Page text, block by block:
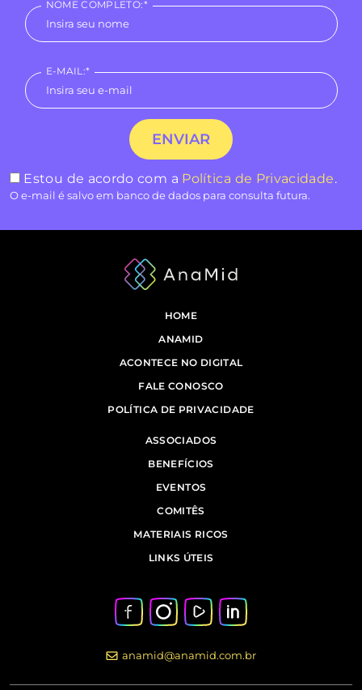
NOME COMPLETO:*
E-MAIL:*
Estou de acordo com a Política de Privacidade.
O e-mail é salvo em banco de dados para consulta futura.
HOME
ANAMID
ACONTECE NO DIGITAL
FALE CONOSCO
POLÍTICA DE PRIVACIDADE
ASSOCIADOS
BENEFÍCIOS
EVENTOS
COMITÊS
MATERIAIS RICOS
LINKS ÚTEIS
anamid@anamid.com.br